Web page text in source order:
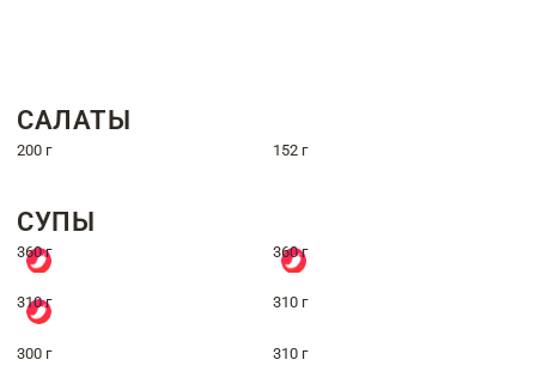
САЛАТЫ
200 г 152 г
СУПЫ
360 г 360 г
310 г 310 г
300 г 310 г